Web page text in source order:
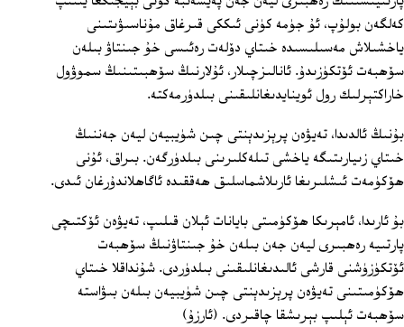
كەلگەن بولۇپ، ئۇ جۈمە كۈنى ئىككى قىرغاق مۇناسىۋىتىنى
ياخشىلاش مەسىلىسىدە خىتاي دۆلەت رەئىسى خۇ جىنتاۋ بىلەن
سۆھبەت ئۆتكۈزىدۇ. ئانالىزچىلار، ئۇلارنىڭ سۆھبىتىنىڭ سموۋول
خاراكتېرلىك رول ئوينايدىغانلىقىنى بىلدۈرمەكتە.
بۇنىڭ ئالدىدا، تەيۋەن پرېزىدېنتى چىن شۈيبيەن ليەن جەننىڭ
خىتاي زىيارىتىگە ياخشى تىلەكلىرىنى بىلدۈرگەن. بىراق، ئۇنى
ھۆكۈمەت ئىشلىرىغا ئارىلاشماسلىق ھەققىدە ئاگاھلاندۇرغان ئىدى.
بۇ ئارىدا، ئامېرىكا ھۆكۈمىتى بايانات ئېلان قىلىپ، تەيۋەن ئۆكتىچى
پارتىيە رەھبىرى ليەن جەن بىلەن خۇ جىنتاۋنىڭ سۆھبەت
ئۆتكۈزۈشنى قارشى ئالىدىغانلىقىنى بىلدۈردى. شۇنداقلا خىتاي
ھۆكۈمىتىنى تەيۋەن پرېزىدېنتى چىن شۈيبيەن بىلەن بىۋاستە
سۆھبەت ئېلىپ بېرىشقا چاقىردى. (ئارزۇ)